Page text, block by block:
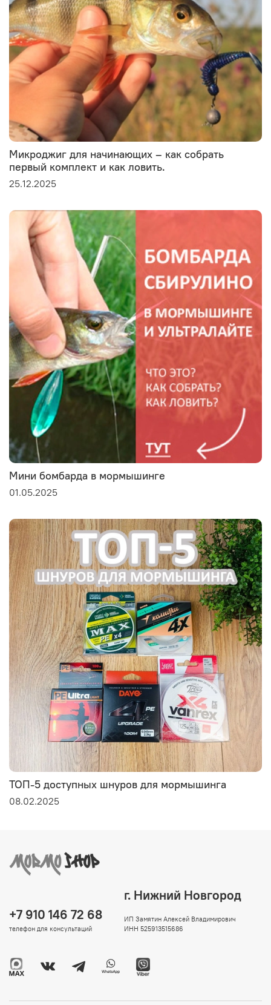
Микроджиг для начинающих – как собрать
первый комплект и как ловить.
25.12.2025
Мини бомбарда в мормышинге
01.05.2025
ТОП-5 доступных шнуров для мормышинга
08.02.2025
+7 910 146 72 68
телефон для консультаций
г. Нижний Новгород
ИП Замятин Алексей Владимирович
ИНН 525913515686